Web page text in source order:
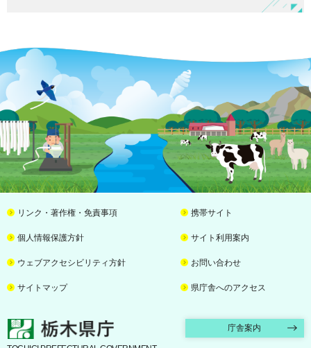
リンク・著作権・免責事項 携帯サイト
個人情報保護方針 サイト利用案内
ウェブアクセシビリティ方針 お問い合わせ
サイトマップ 県庁舎へのアクセス
栃木県庁 庁舎案内